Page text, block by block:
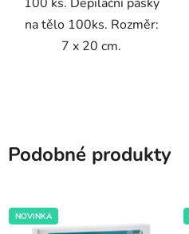
na tělo 100ks. Rozměr:
7 x 20 cm.
Podobné produkty
NOVINKA